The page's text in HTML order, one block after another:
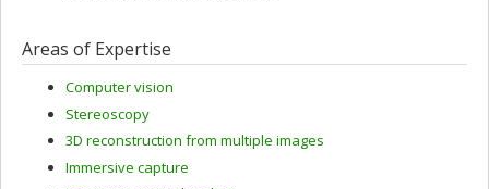
Areas of Expertise
Computer vision
Stereoscopy
3D reconstruction from multiple images
Immersive capture